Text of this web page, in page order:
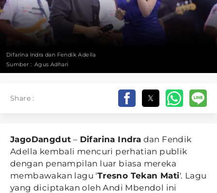
Difarina Indra dan Fendik Adella
Sumber : Agus Adhari
Share :
JagoDangdut – Difarina Indra dan Fendik
Adella kembali mencuri perhatian publik
dengan penampilan luar biasa mereka
membawakan lagu 'Tresno Tekan Mati'. Lagu
yang diciptakan oleh Andi Mbendol ini